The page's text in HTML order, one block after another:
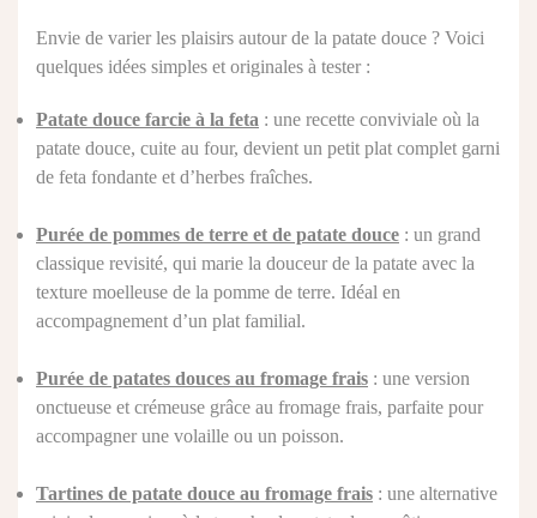
Envie de varier les plaisirs autour de la patate douce ? Voici
quelques idées simples et originales à tester :
Patate douce farcie à la feta : une recette conviviale où la
patate douce, cuite au four, devient un petit plat complet garni
de feta fondante et d’herbes fraîches.
Purée de pommes de terre et de patate douce : un grand
classique revisité, qui marie la douceur de la patate avec la
texture moelleuse de la pomme de terre. Idéal en
accompagnement d’un plat familial.
Purée de patates douces au fromage frais : une version
onctueuse et crémeuse grâce au fromage frais, parfaite pour
accompagner une volaille ou un poisson.
Tartines de patate douce au fromage frais : une alternative